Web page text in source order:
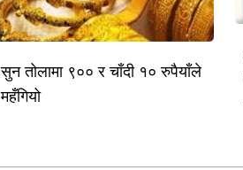
सुन तोलामा ९०० र चाँदी १० रुपैयाँले
महँगियो